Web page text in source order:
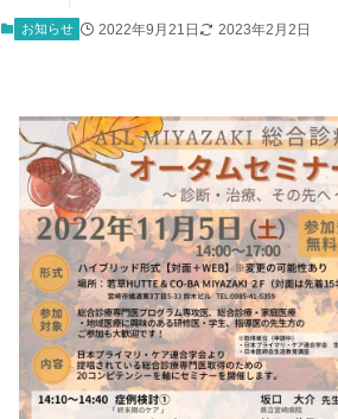
お知らせ 2022年9月21日 2023年2月2日